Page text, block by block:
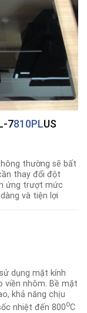
7810PLUS
thường sẽ bất
thay đổi đột
ứng trượt mức
và tiện lợi
sử dụng mặt kính
viền nhôm. Bề mặt
khả năng chịu
nhiệt đến 800oC